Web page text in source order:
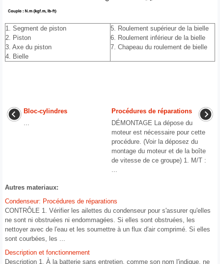
1. Segment de piston
2. Piston
3. Axe du piston
4. Bielle
5. Roulement supérieur de la bielle
6. Roulement inférieur de la bielle
7. Chapeau du roulement de bielle
Bloc-cylindres
...
Procédures de réparations
DÉMONTAGE La dépose du
moteur est nécessaire pour cette
procédure. (Voir la déposez du
montage du moteur et de la boîte
de vitesse de ce groupe) 1. M/T :
...
Autres materiaux:
Condenseur: Procédures de réparations
CONTRÔLE 1. Vérifier les ailettes du condenseur pour s'assurer qu'elles
ne sont ni obstruées ni endommagées. Si elles sont obstruées, les
nettoyer avec de l′eau et les soumettre à un flux d′air comprimé. Si elles
sont courbées, les ...
Description et fonctionnement
Description 1. À la batterie sans entretien, comme son nom l′indique, ne